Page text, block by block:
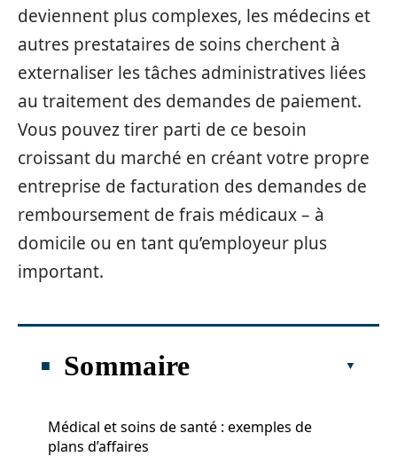
deviennent plus complexes, les médecins et
autres prestataires de soins cherchent à
externaliser les tâches administratives liées
au traitement des demandes de paiement.
Vous pouvez tirer parti de ce besoin
croissant du marché en créant votre propre
entreprise de facturation des demandes de
remboursement de frais médicaux – à
domicile ou en tant qu’employeur plus
important.
Sommaire
Médical et soins de santé : exemples de
plans d’affaires